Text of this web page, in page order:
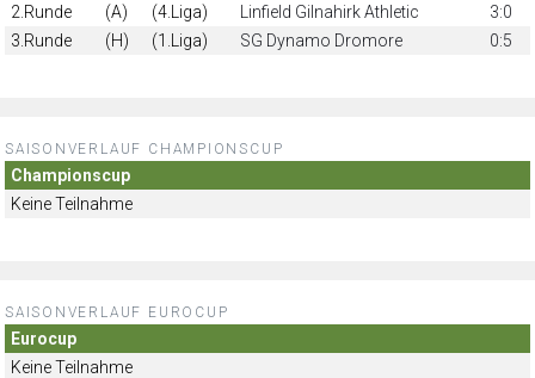
2.Runde
(A) (4.Liga) Linfield Gilnahirk Athletic
3:0
3.Runde
(H) (1.Liga) SG Dynamo Dromore 0:5
SAISONVERLAUF CHAMPIONSCUP
Championscup
Keine Teilnahme
SAISONVERLAUF EUROCUP
Eurocup
Keine Teilnahme